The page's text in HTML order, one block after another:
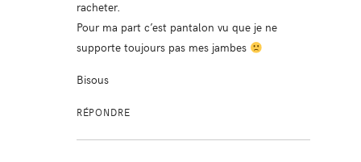
racheter.
Pour ma part c’est pantalon vu que je ne
supporte toujours pas mes jambes
Bisous
RÉPONDRE